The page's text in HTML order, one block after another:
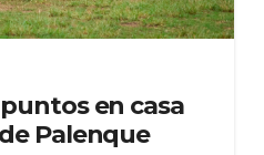
en casa
Palenque